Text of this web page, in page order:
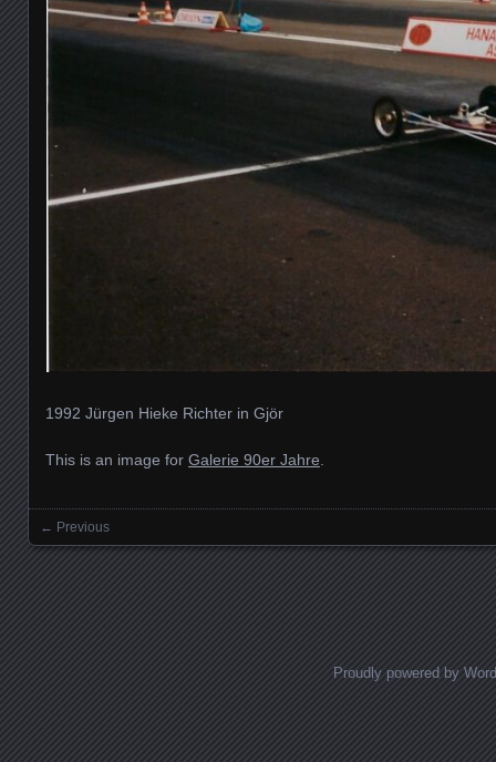
1992 Jürgen Hieke Richter in Gjör
This is an image for Galerie 90er Jahre
Images navigation
← Previous
Proudly powered by